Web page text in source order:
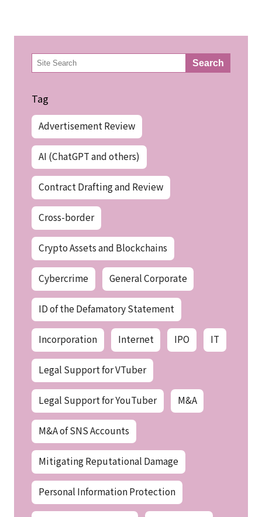
検
索 Search
Tag
Advertisement Review
AI (ChatGPT and others)
Contract Drafting and Review
Cross-border
Crypto Assets and Blockchains
Cybercrime General Corporate
ID of the Defamatory Statement
Incorporation Internet IPO IT
Legal Support for VTuber
Legal Support for YouTuber M&A
M&A of SNS Accounts
Mitigating Reputational Damage
Personal Information Protection